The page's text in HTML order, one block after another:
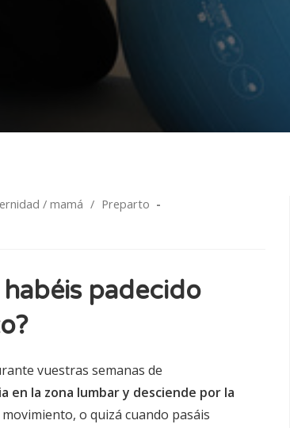
/ mamá / Preparto
padecido
vuestras semanas de
en la zona lumbar y desciende por la
o quizá cuando pasáis